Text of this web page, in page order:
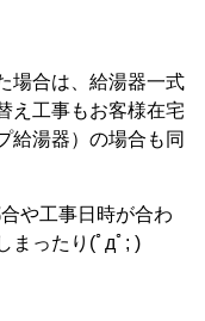
場合は、給湯器一式
え工事もお客様在宅
給湯器）の場合も同
や工事日時が合わ
まったり (ﾟдﾟ ; )